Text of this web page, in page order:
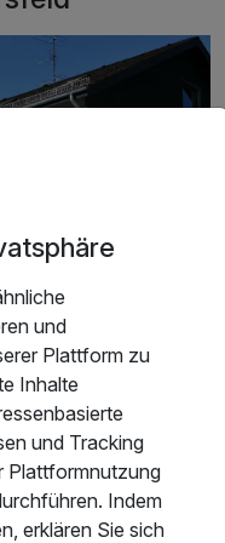
der
erholsam.
Sauerland
und
Plattform zu
Inhalte
und Tracking
Plattformnutzung
Indem
erklären Sie sich